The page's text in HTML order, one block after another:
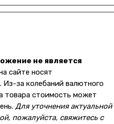
не является
сайте носят
Из-за колебаний валютного
товара стоимость может
Для уточнения актуальной
пожалуйста, свяжитесь с